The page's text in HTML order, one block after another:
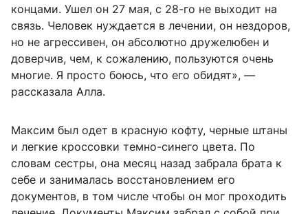
концами. Ушел он 27 мая, с 28-го не выходит на
связь. Человек нуждается в лечении, он нездоров,
но не агрессивен, он абсолютно дружелюбен и
доверчив, чем, к сожалению, пользуются очень
многие. Я просто боюсь, что его обидят», —
рассказала Алла.
Максим был одет в красную кофту, черные штаны
и легкие кроссовки темно-синего цвета. По
словам сестры, она месяц назад забрала брата к
себе и занималась восстановлением его
документов, в том числе чтобы он мог проходить